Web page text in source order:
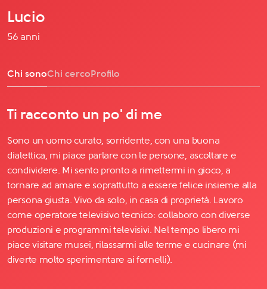
Instagram
TikTok
Lucio
56 anni
Chi sonoChi cercoProfilo
Ti racconto un po' di me
Sono un uomo curato, sorridente, con una buona
dialettica, mi piace parlare con le persone, ascoltare e
condividere. Mi sento pronto a rimettermi in gioco, a
tornare ad amare e soprattutto a essere felice insieme alla
persona giusta. Vivo da solo, in casa di proprietà. Lavoro
come operatore televisivo tecnico: collaboro con diverse
produzioni e programmi televisivi. Nel tempo libero mi
piace visitare musei, rilassarmi alle terme e cucinare (mi
diverte molto sperimentare ai fornelli).